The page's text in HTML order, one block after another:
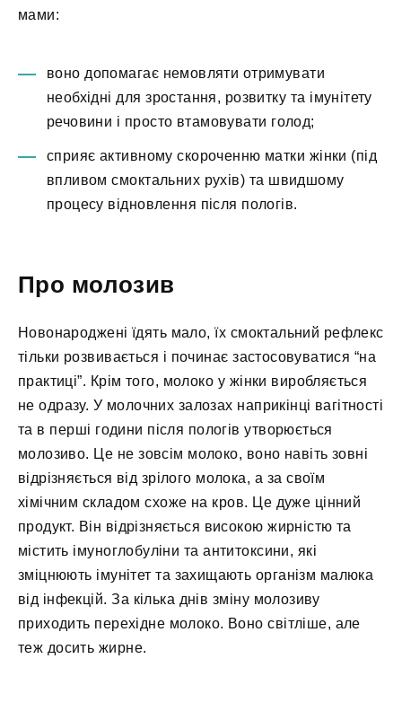
мами:
воно допомагає немовляти отримувати
необхідні для зростання, розвитку та імунітету
речовини і просто втамовувати голод;
сприяє активному скороченню матки жінки (під
впливом смоктальних рухів) та швидшому
процесу відновлення після пологів.
Про молозив
Новонароджені їдять мало, їх смоктальний рефлекс
тільки розвивається і починає застосовуватися “на
практиці”. Крім того, молоко у жінки виробляється
не одразу. У молочних залозах наприкінці вагітності
та в перші години після пологів утворюється
молозиво. Це не зовсім молоко, воно навіть зовні
відрізняється від зрілого молока, а за своїм
хімічним складом схоже на кров. Це дуже цінний
продукт. Він відрізняється високою жирністю та
містить імуноглобуліни та антитоксини, які
зміцнюють імунітет та захищають організм малюка
від інфекцій. За кілька днів зміну молозиву
приходить перехідне молоко. Воно світліше, але
теж досить жирне.